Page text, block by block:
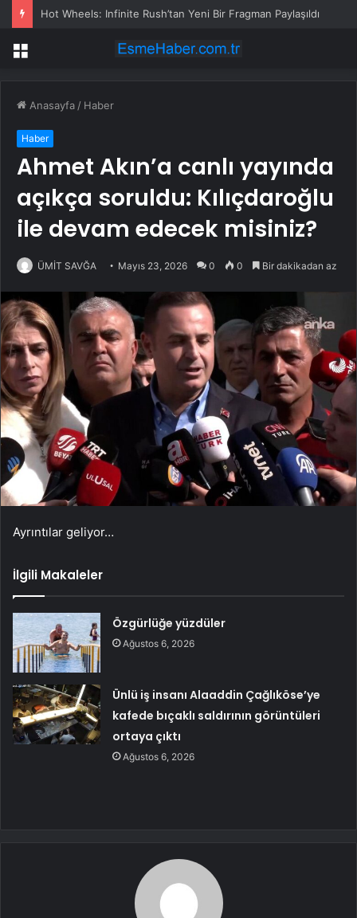
Hot Wheels: Infinite Rush’tan Yeni Bir Fragman Paylaşıldı
Menü
Anasayfa / Haber
Haber
Ahmet Akın’a canlı yayında
açıkça soruldu: Kılıçdaroğlu
ile devam edecek misiniz?
ÜMİT SAVĞA Mayıs 23, 2026 0 0 Bir dakikadan az
Ayrıntılar geliyor…
İlgili Makaleler
Özgürlüğe yüzdüler
Ağustos 6, 2026
Ünlü iş insanı Alaaddin Çağlıköse’ye
kafede bıçaklı saldırının görüntüleri
ortaya çıktı
Ağustos 6, 2026